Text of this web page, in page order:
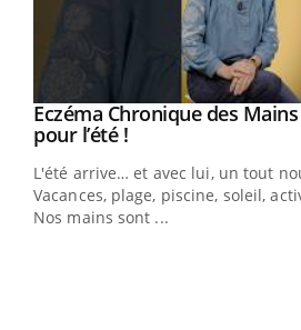
Youtube
Eczéma Chronique des
pour l’été !Youtube
L'été arrive… et avec lui, un tout
Vacances, plage, piscine, soleil,
Nos mains sont ...